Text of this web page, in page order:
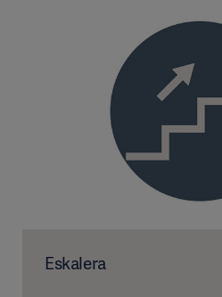
Eskalera